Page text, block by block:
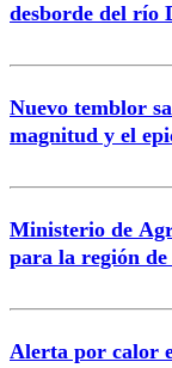
desborde del río
Nuevo temblor
magnitud y el
Ministerio de
para la región
Alerta por calor